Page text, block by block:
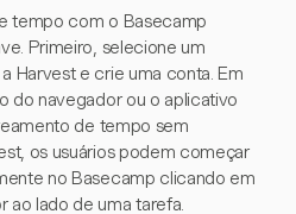
tempo com o Basecamp
Primeiro, selecione um
Harvest e crie uma conta. Em
do navegador ou o aplicativo
de tempo sem
os usuários podem começar
no Basecamp clicando em
ao lado de uma tarefa.